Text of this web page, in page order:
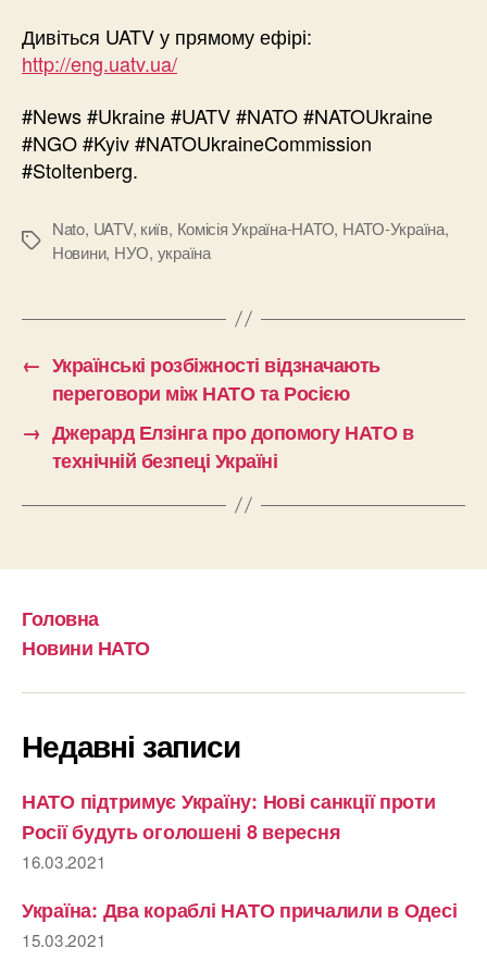
Дивіться UATV у прямому ефірі:
http://eng.uatv.ua/
#News #Ukraine #UATV #NATO #NATOUkraine
#NGO #Kyiv #NATOUkraineCommission
#Stoltenberg.
Позначки
Nato, UATV, київ, Комісія Україна-НАТО, НАТО-Україна,
Новини, НУО, україна
← Українські розбіжності відзначають
переговори між НАТО та Росією
→ Джерард Елзінга про допомогу НАТО в
технічній безпеці Україні
Головна
Новини НАТО
Недавні записи
НАТО підтримує Україну: Нові санкції проти
Росії будуть оголошені 8 вересня
16.03.2021
Україна: Два кораблі НАТО причалили в Одесі
15.03.2021